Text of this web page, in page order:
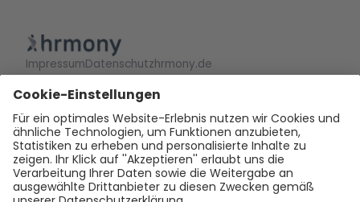
ImpressumDatenschutzhrmony.de
QUELLEN & DATENGRUNDLAGE
DAK Gesundheitsreport 2025 (IGES)
BKK Gesundheitsreport 2025